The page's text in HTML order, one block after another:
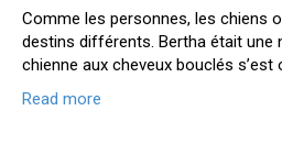
Comme les personnes, les chiens
destins différents. Bertha était une
chienne aux cheveux bouclés
Read more